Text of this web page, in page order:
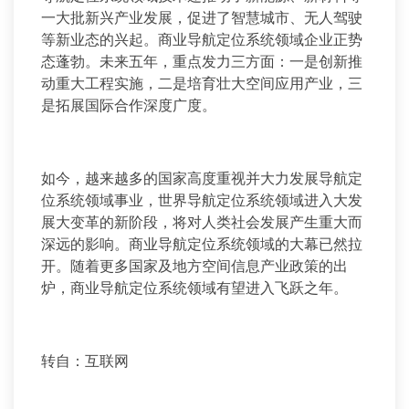
一大批新兴产业发展，促进了智慧城市、无人驾驶
等新业态的兴起。商业导航定位系统领域企业正势
态蓬勃。未来五年，重点发力三方面：一是创新推
动重大工程实施，二是培育壮大空间应用产业，三
是拓展国际合作深度广度。
如今，越来越多的国家高度重视并大力发展导航定
位系统领域事业，世界导航定位系统领域进入大发
展大变革的新阶段，将对人类社会发展产生重大而
深远的影响。商业导航定位系统领域的大幕已然拉
开。随着更多国家及地方空间信息产业政策的出
炉，商业导航定位系统领域有望进入飞跃之年。
转自：互联网